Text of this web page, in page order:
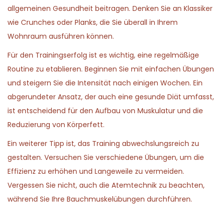
allgemeinen Gesundheit beitragen. Denken Sie an Klassiker
wie Crunches oder Planks, die Sie überall in Ihrem
Wohnraum ausführen können.
Für den Trainingserfolg ist es wichtig, eine regelmäßige
Routine zu etablieren. Beginnen Sie mit einfachen Übungen
und steigern Sie die Intensität nach einigen Wochen. Ein
abgerundeter Ansatz, der auch eine gesunde Diät umfasst,
ist entscheidend für den Aufbau von Muskulatur und die
Reduzierung von Körperfett.
Ein weiterer Tipp ist, das Training abwechslungsreich zu
gestalten. Versuchen Sie verschiedene Übungen, um die
Effizienz zu erhöhen und Langeweile zu vermeiden.
Vergessen Sie nicht, auch die Atemtechnik zu beachten,
während Sie Ihre Bauchmuskelübungen durchführen.